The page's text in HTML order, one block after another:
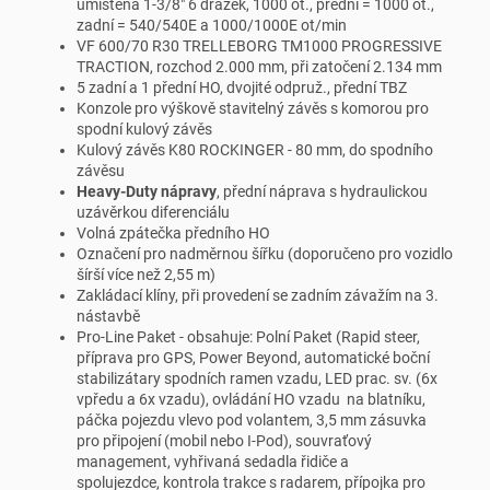
umístěná 1-3/8" 6 drážek, 1000 ot., přední = 1000 ot.,
zadní = 540/540E a 1000/1000E ot/min
VF 600/70 R30 TRELLEBORG TM1000 PROGRESSIVE
TRACTION, rozchod 2.000 mm, při zatočení 2.134 mm
5 zadní a 1 přední HO, dvojité odpruž., přední TBZ
Konzole pro výškově stavitelný závěs s komorou pro
spodní kulový závěs
Kulový závěs K80 ROCKINGER - 80 mm, do spodního
závěsu
Heavy-Duty nápravy, přední náprava s hydraulickou
uzávěrkou diferenciálu
Volná zpátečka předního HO
Označení pro nadměrnou šířku (doporučeno pro vozidlo
šírší více než 2,55 m)
Zakládací klíny, při provedení se zadním závažím na 3.
nástavbě
Pro-Line Paket - obsahuje: Polní Paket (Rapid steer,
příprava pro GPS, Power Beyond, automatické boční
stabilizátary spodních ramen vzadu, LED prac. sv. (6x
vpředu a 6x vzadu), ovládání HO vzadu na blatníku,
páčka pojezdu vlevo pod volantem, 3,5 mm zásuvka
pro připojení (mobil nebo I-Pod), souvraťový
management, vyhřivaná sedadla řidiče a
spolujezdce, kontrola trakce s radarem, přípojka pro